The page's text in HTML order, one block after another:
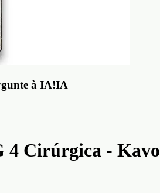
à IA!IA
4 Cirúrgica - Kavo